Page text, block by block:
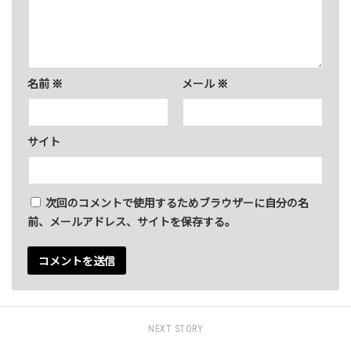
名前 ※ メール ※
サイト
次回のコメントで使用するためブラウザーに自分の名
前、メールアドレス、サイトを保存する。
NEXT STORY